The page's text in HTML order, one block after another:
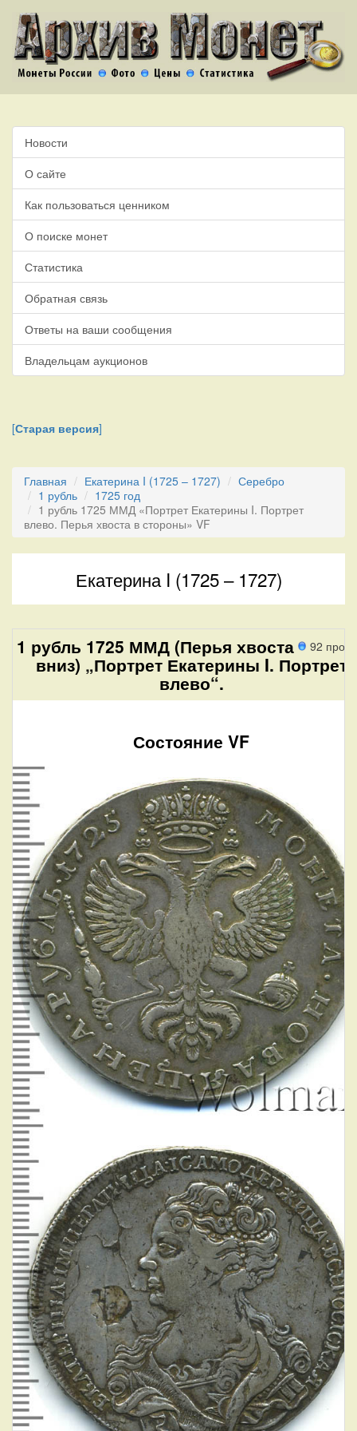
Новости
О сайте
Как пользоваться ценником
О поиске монет
Статистика
Обратная связь
Ответы на ваши сообщения
Владельцам аукционов
[Старая версия]
Главная Екатерина I (1725 – 1727)
Серебро
1 рубль
1725 год
1 рубль 1725 ММД «Портрет Екатерины I. Портрет
влево. Перья хвоста в стороны» VF
Екатерина I (1725 – 1727)
92
1 рубль 1725 ММД (Перья хвоста
вниз) „Портрет Екатерины I. Портрет
влево“.
Состояние VF